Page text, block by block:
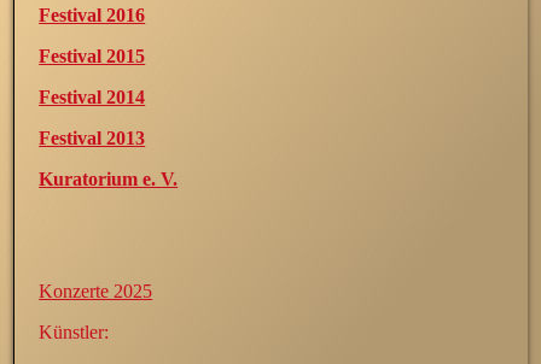
Festival 2016
Festival 2015
Festival 2014
Festival 2013
Kuratorium e. V.
Konzerte 2025
Künstler: